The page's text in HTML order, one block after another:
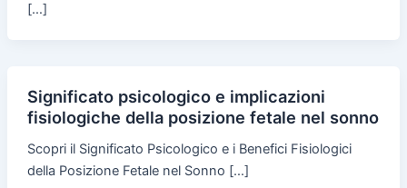
[…]
Significato psicologico e implicazioni
fisiologiche della posizione fetale nel sonno
Scopri il Significato Psicologico e i Benefici Fisiologici
della Posizione Fetale nel Sonno […]